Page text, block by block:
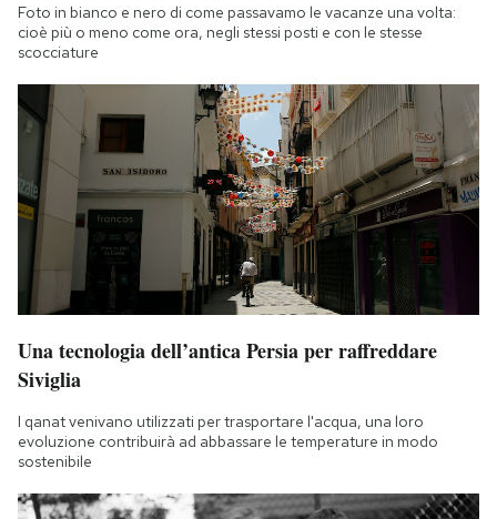
Foto in bianco e nero di come passavamo le vacanze una volta:
cioè più o meno come ora, negli stessi posti e con le stesse
scocciature
Una tecnologia dell’antica Persia per raffreddare
Siviglia
I qanat venivano utilizzati per trasportare l'acqua, una loro
evoluzione contribuirà ad abbassare le temperature in modo
sostenibile